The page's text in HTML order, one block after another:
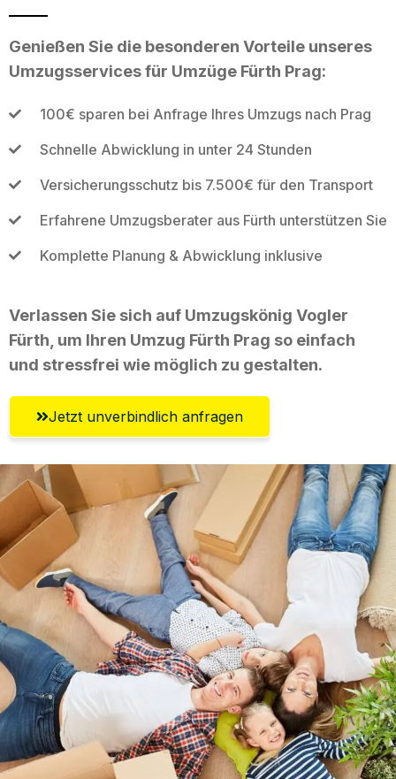
Genießen Sie die besonderen Vorteile unseres
Umzugsservices für Umzüge Fürth Prag:
100€ sparen bei Anfrage Ihres Umzugs nach Prag
Schnelle Abwicklung in unter 24 Stunden
Versicherungsschutz bis 7.500€ für den Transport
Erfahrene Umzugsberater aus Fürth unterstützen Sie
Komplette Planung & Abwicklung inklusive
Verlassen Sie sich auf Umzugskönig Vogler
Fürth, um Ihren Umzug Fürth Prag so einfach
und stressfrei wie möglich zu gestalten.
Jetzt unverbindlich anfragen